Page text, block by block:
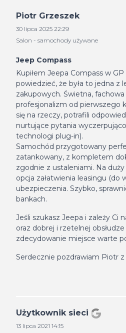
Piotr Grzeszek
30 lipca 2025 22:29
Salon - samochody używane
Jeep Compass
Kupiłem Jeepa Compass w
powiedzieć, że była to jedna z
zakupowych. Świetna, fachowa
profesjonalizm od pierwszego
się na rzeczy, potrafili
nurtujące pytania
technologi plug-in).
Samochód przygotowany
zatankowany, z kompletem
zgodnie z ustaleniami. Na
opcja załatwienia leasingu (do
ubezpieczenia. Szybko,
bankach.
Jeśli szukasz Jeepa i zależy Ci
oraz dobrej i rzetelnej
zdecydowanie miejsce warte
Serdecznie pozdrawiam Piotr z
Użytkownik sieci
13 lipca 2021 14:15